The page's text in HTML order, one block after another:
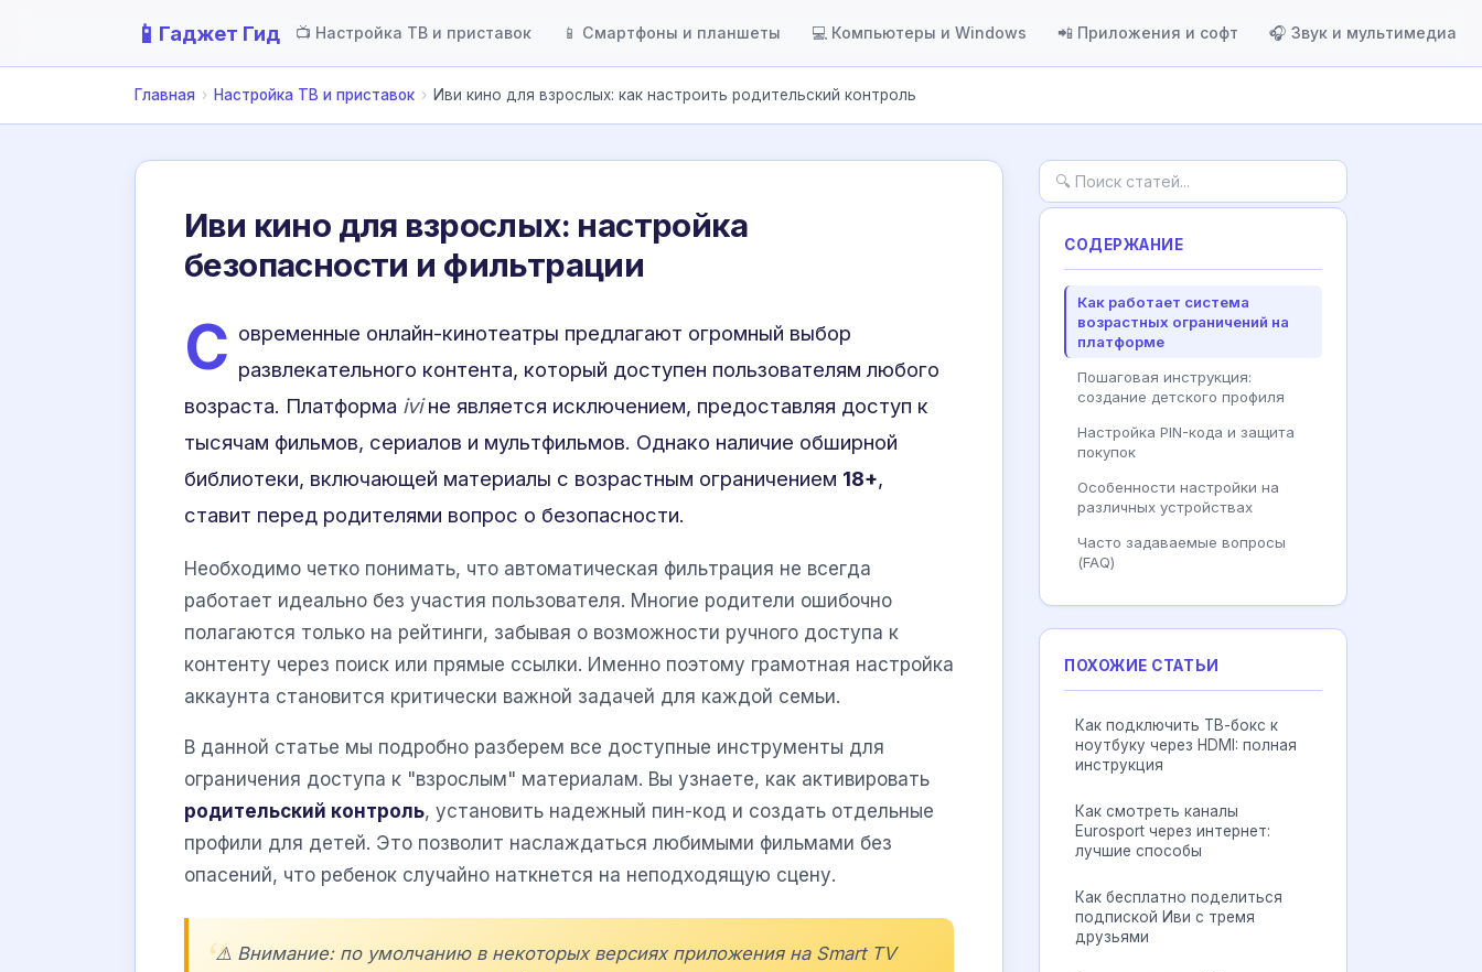
📱 Гаджет Гид 📺 Настройка ТВ и приставок 📱 Смартфоны и планшеты 💻 Компьютеры и Windows 📲 Приложения и софт 🎧 Звук и мультимедиа
Главная › Настройка ТВ и приставок › Иви кино для взрослых: как настроить родительский контроль
Иви кино для взрослых: настройка
безопасности и фильтрации
С овременные онлайн-кинотеатры предлагают огромный выбор
развлекательного контента, который доступен пользователям любого
возраста. Платформа iviне является исключением, предоставляя доступ к
тысячам фильмов, сериалов и мультфильмов. Однако наличие обширной
библиотеки, включающей материалы с возрастным ограничением 18+,
ставит перед родителями вопрос о безопасности.
Необходимо четко понимать, что автоматическая фильтрация не всегда
работает идеально без участия пользователя. Многие родители ошибочно
полагаются только на рейтинги, забывая о возможности ручного доступа к
контенту через поиск или прямые ссылки. Именно поэтому грамотная настройка
аккаунта становится критически важной задачей для каждой семьи.
В данной статье мы подробно разберем все доступные инструменты для
ограничения доступа к "взрослым" материалам. Вы узнаете, как активировать
родительский контроль, установить надежный пин-код и создать отдельные
профили для детей. Это позволит наслаждаться любимыми фильмами без
опасений, что ребенок случайно наткнется на неподходящую сцену.
⚠️ Внимание: по умолчанию в некоторых версиях приложения на Smart TV
СОДЕРЖАНИЕ
Как работает система
возрастных ограничений на
платформе
Пошаговая инструкция:
создание детского профиля
Настройка PIN-кода и защита
покупок
Особенности настройки на
различных устройствах
Часто задаваемые вопросы
(FAQ)
ПОХОЖИЕ СТАТЬИ
Как подключить ТВ-бокс к
ноутбуку через HDMI: полная
инструкция
Как смотреть каналы
Eurosport через интернет:
лучшие способы
Как бесплатно поделиться
подпиской Иви с тремя
друзьями